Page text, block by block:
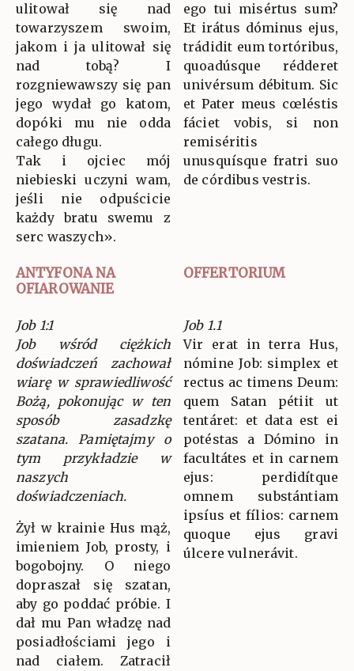
ulitował się nad
towarzyszem swoim,
jakom i ja ulitował się
nad tobą? I
rozgniewawszy się pan
jego wydał go katom,
dopóki mu nie odda
całego długu.
Tak i ojciec mój
niebieski uczyni wam,
jeśli nie odpuścicie
każdy bratu swemu z
serc waszych».
ego tui misértus sum?
Et irátus dóminus ejus,
trádidit eum tortóribus,
quoadúsque rédderet
univérsum débitum. Sic
et Pater meus cœléstis
fáciet vobis, si non
remiséritis
unusquísque fratri suo
de córdibus vestris.
ANTYFONA NA
OFIAROWANIE
OFFERTORIUM
Job 1:1
Job wśród ciężkich
doświadczeń zachował
wiarę w sprawiedliwość
Bożą, pokonując w ten
sposób zasadzkę
szatana. Pamiętajmy o
tym przykładzie w
naszych
doświadczeniach.
Żył w krainie Hus mąż,
imieniem Job, prosty, i
bogobojny. O niego
dopraszał się szatan,
aby go poddać próbie. I
dał mu Pan władzę nad
posiadłościami jego i
nad ciałem. Zatracił
Job 1.1
Vir erat in terra Hus,
nómine Job: simplex et
rectus ac timens Deum:
quem Satan pétiit ut
tentáret: et data est ei
potéstas a Dómino in
facultátes et in carnem
ejus: perdidítque
omnem substántiam
ipsíus et fílios: carnem
quoque ejus gravi
úlcere vulnerávit.